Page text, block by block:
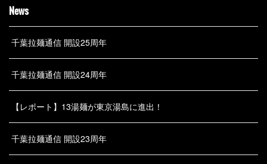
News
千葉拉麺通信 開設25周年
千葉拉麺通信 開設24周年
【レポート】13湯麺が東京湯島に進出！
千葉拉麺通信 開設23周年